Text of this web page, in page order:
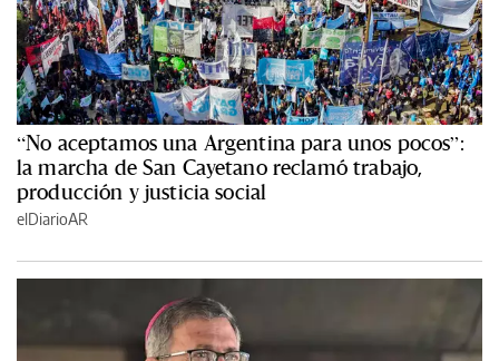
“No aceptamos una Argentina para unos pocos”:
la marcha de San Cayetano reclamó trabajo,
producción y justicia social
elDiarioAR